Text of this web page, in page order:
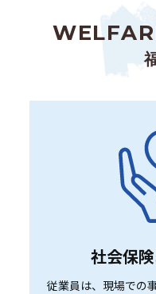
WELFAR
社会保険
従業員は、現場での